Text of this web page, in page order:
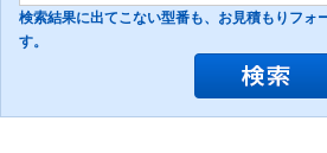
検索結果に出てこない型番も、お見積もりフォ
す。